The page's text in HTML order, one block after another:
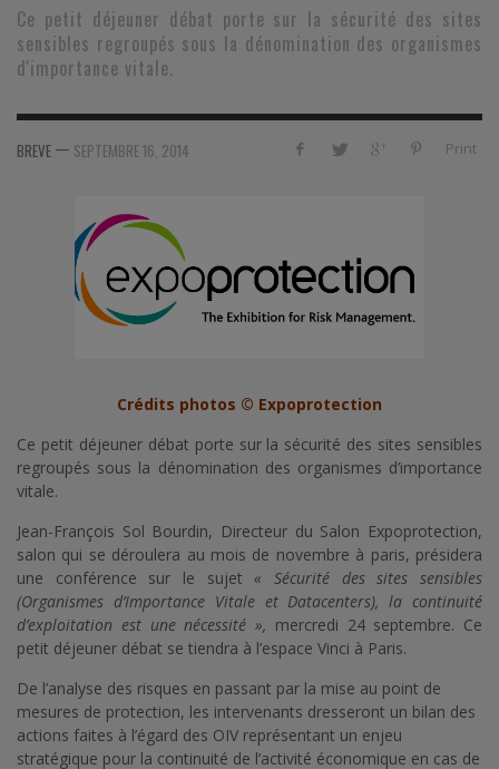
Ce petit déjeuner débat porte sur la sécurité des sites
sensibles regroupés sous la dénomination des organismes
d'importance vitale.
Print
BREVE — SEPTEMBRE 16, 2014
Crédits photos © Expoprotection
Ce petit déjeuner débat porte sur la sécurité des sites sensibles
regroupés sous la dénomination des organismes d’importance
vitale.
Jean-François Sol Bourdin, Directeur du Salon Expoprotection,
salon qui se déroulera au mois de novembre à paris, présidera
une conférence sur le sujet « Sécurité des sites sensibles
(Organismes d’Importance Vitale et Datacenters),la continuité
d’exploitation est une nécessité », mercredi 24 septembre. Ce
petit déjeuner débat se tiendra à l’espace Vinci à Paris.
De l’analyse des risques en passant par la mise au point de
mesures de protection, les intervenants dresseront un bilan des
actions faites à l’égard des OIV représentant un enjeu
stratégique pour la continuité de l’activité économique en cas de